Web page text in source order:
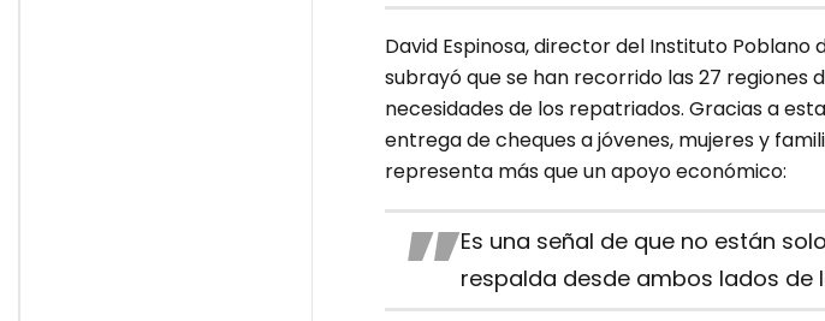
David Espinosa, director del Instituto Poblano
subrayó que se han recorrido las 27 regiones
necesidades de los repatriados. Gracias a
entrega de cheques a jóvenes, mujeres y
representa más que un apoyo económico:
Es una señal de que no están
respalda desde ambos lados de